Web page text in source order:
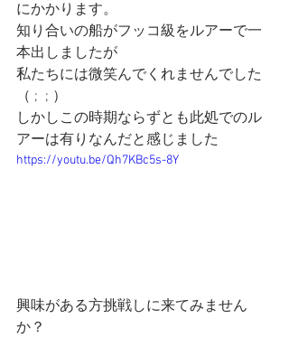
にかかります。
知り合いの船がフッコ級をルアーで一
本出しましたが
私たちには微笑んでくれませんでした
（ ;  ; ）
しかしこの時期ならずとも此処でのル
アーは有りなんだと感じました
https://youtu.be/Qh7KBc5s-8Y
興味がある方挑戦しに来てみません
か？